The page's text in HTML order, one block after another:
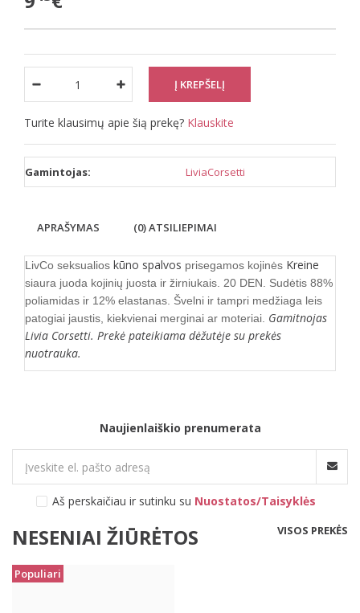
Turite klausimų apie šią prekę? Klauskite
Gamintojas: LiviaCorsetti
APRAŠYMAS (0) ATSILIEPIMAI
LivCo seksualios kūno spalvos prisegamos kojinės Kreine
siaura juoda kojinių juosta ir žirniukais. 20 DEN. Sudėtis 88%
poliamidas ir 12% elastanas. Švelni ir tampri medžiaga leis
patogiai jaustis, kiekvienai merginai ar moteriai. Gamitnojas
Livia Corsetti. Prekė pateikiama dėžutėje su prekės
nuotrauka.
Naujienlaiškio prenumerata
Aš perskaičiau ir sutinku su Nuostatos/Taisyklės
NESENIAI ŽIŪRĖTOS VISOS PREKĖS
Populiari